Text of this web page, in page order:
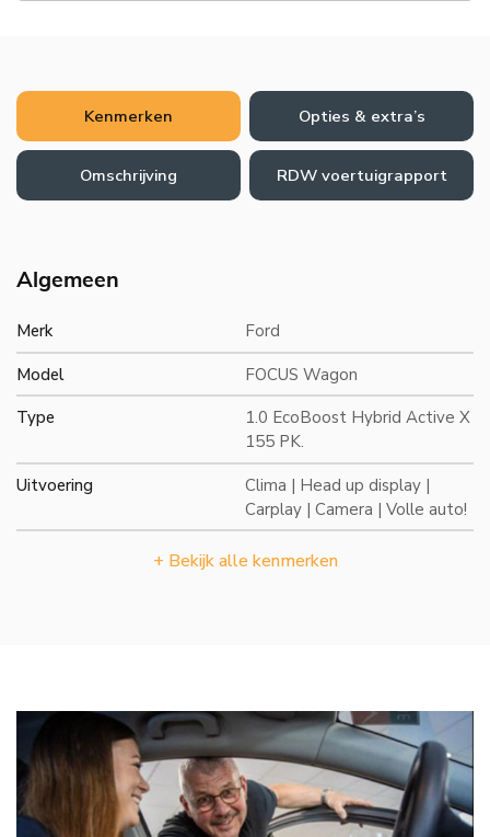
Kenmerken Opties & extra’s
Omschrijving RDW voertuigrapport
Algemeen
Merk
Ford
Model
FOCUS Wagon
Type
1.0 EcoBoost Hybrid Active X
155 PK.
Uitvoering
Clima | Head up display |
Carplay | Camera | Volle auto!
+ Bekijk alle kenmerken